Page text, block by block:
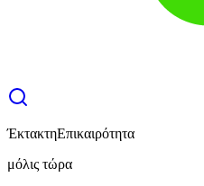
ΈκτακτηΕπικαιρότητα
μόλις τώρα